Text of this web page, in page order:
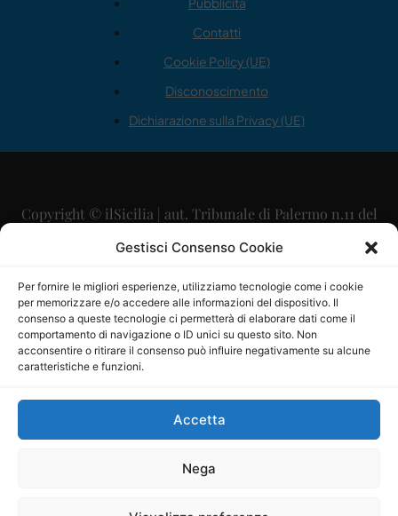
Gestisci Consenso Cookie
Per fornire le migliori esperienze, utilizziamo tecnologie come i cookie
per memorizzare e/o accedere alle informazioni del dispositivo. Il
consenso a queste tecnologie ci permetterà di elaborare dati come il
comportamento di navigazione o ID unici su questo sito. Non
acconsentire o ritirare il consenso può influire negativamente su alcune
caratteristiche e funzioni.
Accetta
Nega
Contatti
Cookie Policy (UE)
Disconoscimento
Dichiarazione sulla Privacy (UE)
Copyright © ilSicilia | aut. Tribunale di Palermo n.11 del
29/09/2015
Direttore Editoriale: Maurizio Scaglione
Direttore Responsabile: Maria Calabrese
P.IVA: 06334930820
Mercurio Comunicazione Società Cooperativa a r.l. è
iscritta al Registro degli Operatori di Comunicazione al